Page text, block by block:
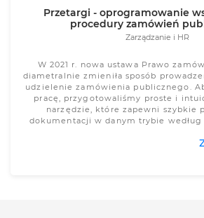
Przetargi - oprogramowanie
procedury zamówień
Zarządzanie i HR
W 2021 r. nowa ustawa Prawo
diametralnie zmieniła sposób
udzielenie zamówienia publicznego.
pracę, przygotowaliśmy proste i
narzędzie, które zapewni szybkie
dokumentacji w danym trybie